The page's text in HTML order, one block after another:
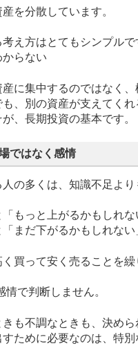
を分散しています。
え方はとてもシンプルで
らない
に集中するのではなく、
、別の資産が支えてくれ
、長期投資の基本です。
ではなく感情
の多くは、知識不足よ
もっと上がるかもしれな
まだ下がるかもしれない
買って安く売ることを繰
情で判断しません。
も不調なときも、決め
ために必要なのは、特別